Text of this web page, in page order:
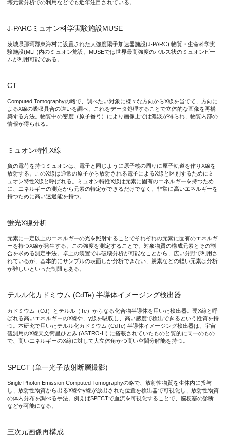
研究の背景
ミュオンは、素粒子の一つであり量子ビームの一つとして様々
これまでに、加速器から取り出すミュオンの持つエネルギーを
研究の内容
近年、天文学における宇宙観測衛星に搭載するために大立体角か
図2. 実験のセットアップの写真とその概要図。ポリプロピレン
図3. テルル化カドミウムイメージング検出器で得られたミュオ
本研究成果が社会に与える影響(本研究成果の意義)
本研究により、物質の三次元構造を構成元素の情報を含めて得
本研究成果は、2022年3月29日（火）（日本時間）に英国科学
著者名：I‐Huan Chiu (1), Shin’ichiro Takeda (2), Meito
壊元素分析での利用などでも近年注目されている。
J-PARCミュオン科学実験施設MUSE
茨城県那珂郡東海村に設置された大強度陽子加速器施設(J-PARC) 物質・生命科学実
験施設(MLF)内のミュオン施設。MUSEでは世界最高強度のパルス状のミュオンビー
ムが利用可能である。
CT
Computed Tomographyの略で、調べたい対象に様々な方向からX線を当てて、方向に
よるX線の吸収具合の違いを調べ、これをデータ処理することで立体的な画像を再構
築する方法。物質中の密度（原子番号）により画像上では濃淡が得られ、物質内部の
情報が得られる。
ミュオン特性X線
負の電荷を持つミュオンは、電子と同じように原子核の周りに原子軌道を作りX線を
放射する。このX線は通常の原子から放射される電子によるX線と区別するためにミ
ュオン特性X線と呼ばれる。ミュオン特性X線は元素に固有のエネルギーを持つため
に、エネルギーの測定から元素の特定ができるだけでなく、非常に高いエネルギーを
持つために高い透過能を持つ。
蛍光X線分析
元素に一定以上のエネルギーの光を照射することでそれぞれの元素に固有のエネルギ
ーを持つX線が発生する。この強度を測定することで、対象物質の構成元素とその割
合を求める測定手法。卓上の装置で非破壊分析が可能なことから、広い分野で利用さ
れているが、基本的にサンプルの表面しか分析できない、炭素などの軽い元素は分析
が難しいといった制限もある。
テルル化カドミウム (CdTe) 半導体イメージング検出器
カドミウム（Cd）とテルル（Te）からなる化合物半導体を用いた検出器。硬X線と呼
ばれる高いエネルギーのX線や、γ線を吸収し、高い感度で検出できるという性質を持
つ。本研究で用いたテルル化カドミウム (CdTe) 半導体イメージング検出器は、宇宙
観測用のX線天文衛星ひとみ (ASTRO-H) に搭載されていたものと質的に同一のもの
で、高いエネルギーのX線に対して大立体角かつ高い空間分解能を持つ。
SPECT (単一光子放射断層撮影)
Single Photon Emission Computed Tomographyの略で、放射性物質を生体内に投与
し、放射性物質から出るX線やγ線が放出された位置を検出器で可視化し、放射性物質
の体内分布を調べる手法。例えばSPECTで血流を可視化することで、脳梗塞の診断
などが可能になる。
三次元画像再構成